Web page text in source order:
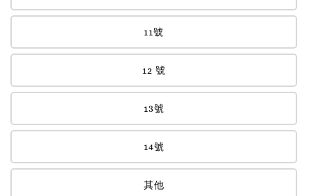
11號
12 號
13號
14號
其他